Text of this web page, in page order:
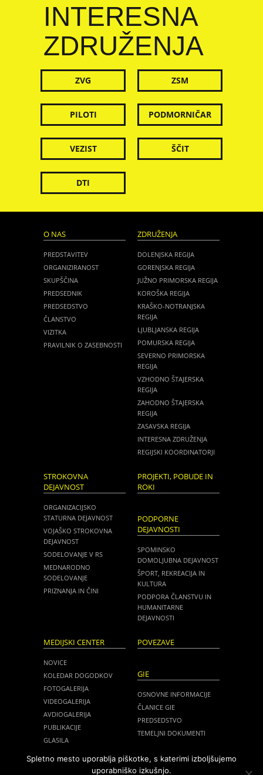
INTERESNA
ZDRUŽENJA
ZVG ZSM
PILOTI PODMORNIČAR
VEZIST ŠČIT
DTI
O NAS
PREDSTAVITEV
ORGANIZIRANOST
SKUPŠČINA
PREDSEDNIK
PREDSEDSTVO
ČLANSTVO
VIZITKA
PRAVILNIK O ZASEBNOSTI
ZDRUŽENJA
DOLENJSKA REGIJA
GORENJSKA REGIJA
JUŽNO PRIMORSKA REGIJA
KOROŠKA REGIJA
KRAŠKO-NOTRANJSKA
REGIJA
LJUBLJANSKA REGIJA
POMURSKA REGIJA
SEVERNO PRIMORSKA
REGIJA
VZHODNO ŠTAJERSKA
REGIJA
ZAHODNO ŠTAJERSKA
REGIJA
ZASAVSKA REGIJA
INTERESNA ZDRUŽENJA
REGIJSKI KOORDINATORJI
STROKOVNA
DEJAVNOST
ORGANIZACIJSKO
STATURNA DEJAVNOST
VOJAŠKO STROKOVNA
DEJAVNOST
SODELOVANJE V RS
MEDNARODNO
SODELOVANJE
PRIZNANJA IN ČINI
PROJEKTI, POBUDE IN
ROKI
PODPORNE
DEJAVNOSTI
SPOMINSKO
DOMOLJUBNA DEJAVNOST
ŠPORT, REKREACIJA IN
KULTURA
PODPORA ČLANSTVU IN
HUMANITARNE
DEJAVNOSTI
MEDIJSKI CENTER
NOVICE
KOLEDAR DOGODKOV
FOTOGALERIJA
VIDEOGALERIJA
AVDIOGALERIJA
PUBLIKACIJE
GLASILA
POVEZAVE
GIE
OSNOVNE INFORMACIJE
ČLANICE GIE
PREDSEDSTVO
TEMELJNI DOKUMENTI
ZASEDANJA
Spletno mesto uporablja piškotke, s katerimi izboljšujemo
uporabniško izkušnjo.